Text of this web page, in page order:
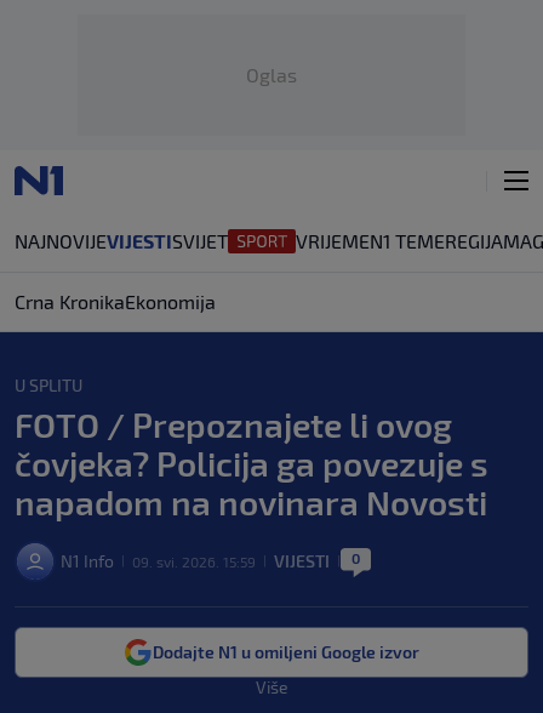
Oglas
NAJNOVIJEVIJESTISVIJET VRIJEMEN1 TEMEREGIJA
Crna KronikaEkonomija
U SPLITU
FOTO / Prepoznajete li ovog
čovjeka? Policija ga povezuje s
napadom na novinara Novosti
N1 Info 09. svi. 2026. 15:59 VIJESTI 0
Dodajte N1 u omiljeni Google izvor
Više